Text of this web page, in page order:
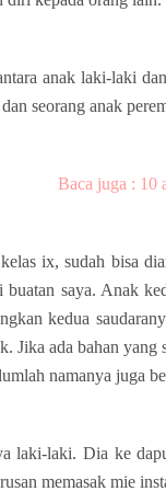
anak laki-laki
seorang anak
Baca juga : 10
ix, sudah bisa
saya. Anak
kedua
Jika ada bahan
namanya juga
laki-laki. Dia ke
memasak mie